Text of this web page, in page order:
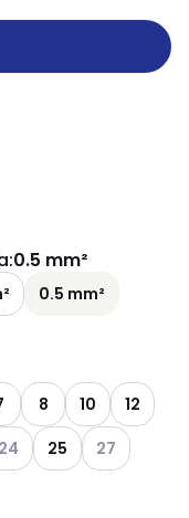
:0.5 mm²
0.5 mm²
8 10
12
vaihtoehdot
vaihtoehdot
olevatolevat
käytettävissä
24 25 Katso
27
vaihtoehdot